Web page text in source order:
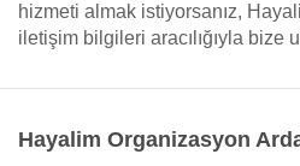
hizmeti almak istiyorsanız,
iletişim bilgileri aracılığıyla bize
Hayalim Organizasyon